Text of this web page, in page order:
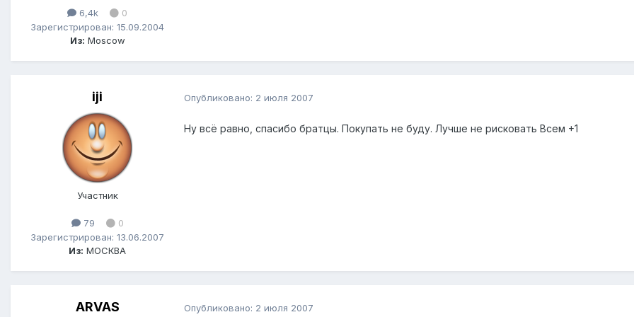
6,4k
0
Зарегистрирован: 15.09.2004
Из: Moscow
iji
Участник
79
0
Зарегистрирован: 13.06.2007
Из: МОСКВА
Опубликовано: 2 июля 2007
Ну всё равно, спасибо братцы. Покупать не буду. Лучше не рисковать Всем +1
ARVAS Опубликовано: 2 июля 2007